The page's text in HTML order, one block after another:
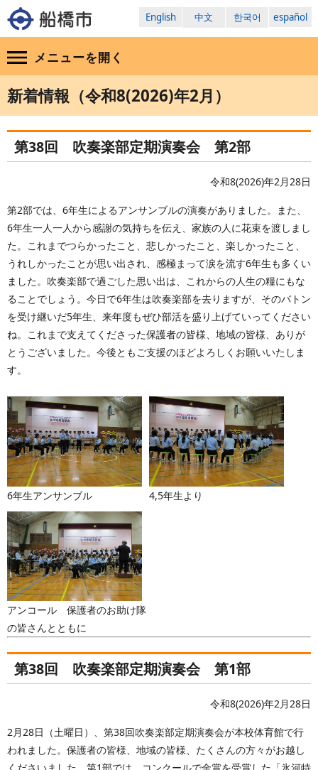
English 中文 한국어 español
メニューを開く
新着情報（令和8(2026)年2月）
第38回 吹奏楽部定期演奏会 第2部
令和8(2026)年2月28日
第2部では、6年生によるアンサンブルの演奏がありました。また、
6年生一人一人から感謝の気持ちを伝え、家族の人に花束を渡しまし
た。これまでつらかったこと、悲しかったこと、楽しかったこと、
うれしかったことが思い出され、感極まって涙を流す6年生も多くい
ました。吹奏楽部で過ごした思い出は、これからの人生の糧にもな
ることでしょう。今日で6年生は吹奏楽部を去りますが、そのバトン
を受け継いだ5年生、来年度もぜひ部活を盛り上げていってください
ね。これまで支えてくださった保護者の皆様、地域の皆様、ありが
とうございました。今後ともご支援のほどよろしくお願いいたしま
す。
6年生アンサンブル 4,5年生より
アンコール 保護者のお助け隊
の皆さんとともに
第38回 吹奏楽部定期演奏会 第1部
令和8(2026)年2月28日
2月28日（土曜日）、第38回吹奏楽部定期演奏会が本校体育館で行
われました。保護者の皆様、地域の皆様、たくさんの方々がお越し